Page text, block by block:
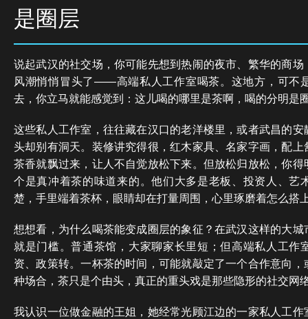
是圈层
说起武汉的社交场，你可能先想到热闹的夜市、繁华的商
风潮悄悄冒头了——高端私人工作室喝茶。这地方，可不
去，你立马就能感觉到：这儿喝的哪里是茶啊，喝的分明是
这些私人工作室，往往藏在汉口的老洋楼里，或者武昌的
头却别有洞天。装修讲究得很，红木家具、名家字画，配
茶香就飘过来，让人不自觉放松下来。但放松归放松，你
个是真冲着茶的味道来的。他们大多是老板、投资人、艺
楚，手里端着茶杯，眼睛却在打量周围，心里琢磨着怎么搭
想想看，为什么喝茶能变成圈层的象征？在武汉这样的大
就是门槛。普通茶馆，大家聊家长里短；但高端私人工作
资、政策转。一杯茶的时间，可能就敲定了一个合作意向
种场合，茶只是个由头，真正的重头戏是那些隐形的社交网
我认识一位做金融的王姐，她经常光顾江边的一家私人工